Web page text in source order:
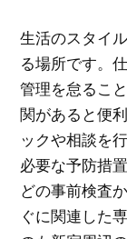
生活のスタイ
る場所です。
管理を怠るこ
関があると便
ックや相談を
必要な予防措
どの事前検査
ぐに関連した